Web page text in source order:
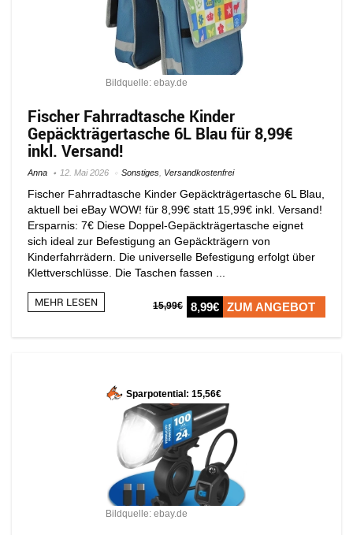
Bildquelle: ebay.de
Fischer Fahrradtasche Kinder
Gepäckträgertasche 6L Blau für 8,99€
inkl. Versand!
Anna 12. Mai 2026 Sonstiges Versandkostenfrei
Fischer Fahrradtasche Kinder Gepäckträgertasche 6L Blau,
aktuell bei eBay WOW! für 8,99€ statt 15,99€ inkl. Versand!
Ersparnis: 7€ Diese Doppel-Gepäckträgertasche eignet
sich ideal zur Befestigung an Gepäckträgern von
Kinderfahrrädern. Die universelle Befestigung erfolgt über
Klettverschlüsse. Die Taschen fassen ...
MEHR LESEN 15,99€ 8,99€ ZUM ANGEBOT
Sparpotential: 15,56€
Bildquelle: ebay.de